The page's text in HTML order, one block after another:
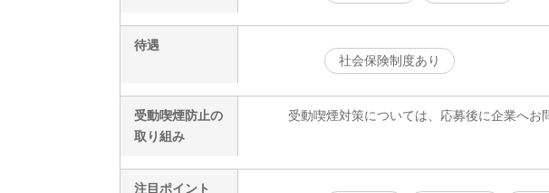
待遇
社会保険制度あり
受動喫煙防止の
取り組み
受動喫煙対策については、応募後に企業へお
注目ポイント